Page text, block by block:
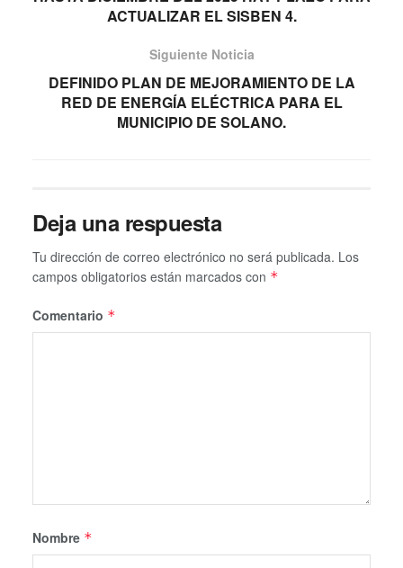
ACTUALIZAR EL SISBEN 4.
Siguiente Noticia
DEFINIDO PLAN DE MEJORAMIENTO DE LA
RED DE ENERGÍA ELÉCTRICA PARA EL
MUNICIPIO DE SOLANO.
Deja una respuesta
Tu dirección de correo electrónico no será publicada. Los
campos obligatorios están marcados con *
Comentario *
Nombre *